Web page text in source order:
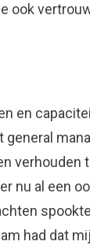
en
nu al een
had dat